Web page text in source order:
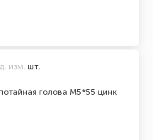
голова М5*55 цинк
изм. шт.